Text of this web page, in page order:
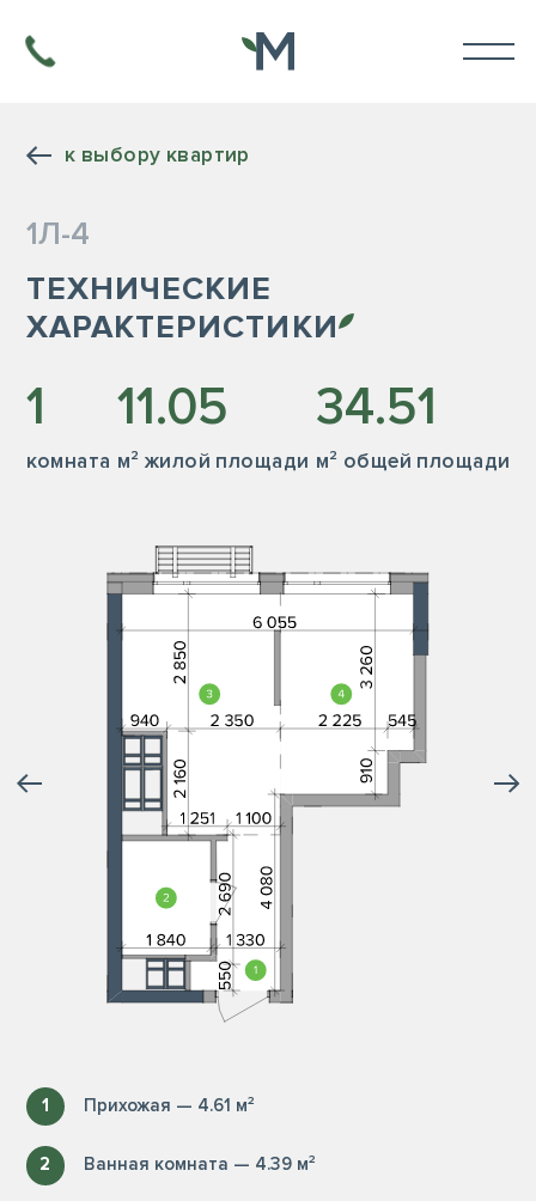
к выбору квартир
1Л-4
ТЕХНИЧЕСКИЕ
ХАРАКТЕРИСТИКИ
1
комната
11.05
м² жилой площади
34.51
м² общей площади
1 Прихожая — 4.61 м²
2 Ванная комната — 4.39 м²